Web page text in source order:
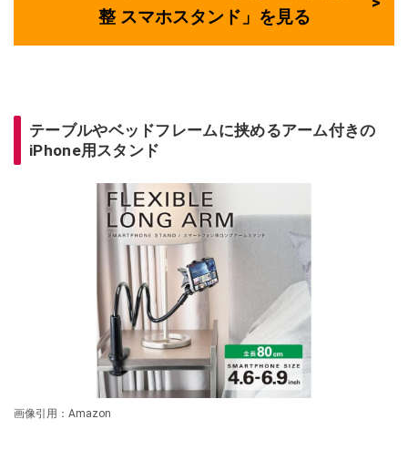
整 スマホスタンド」を見る
テーブルやベッドフレームに挟めるアーム付きの
iPhone用スタンド
画像引用：Amazon